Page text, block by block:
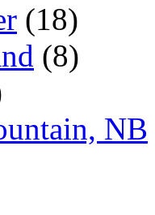
(18)
(8)
NB